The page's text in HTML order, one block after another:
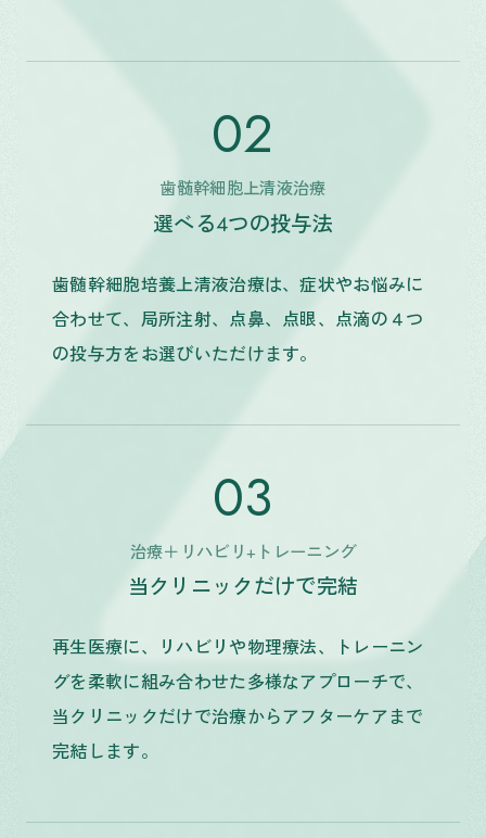
02
歯髄幹細胞上清液治療
選べる4つの投与法
歯髄幹細胞培養上清液治療は、症状やお悩みに
合わせて、局所注射、点鼻、点眼、点滴の４つ
の投与方をお選びいただけます。
03
治療＋リハビリ+トレーニング
当クリニックだけで完結
再生医療に、リハビリや物理療法、トレーニン
グを柔軟に組み合わせた多様なアプローチで、
当クリニックだけで治療からアフターケアまで
完結します。